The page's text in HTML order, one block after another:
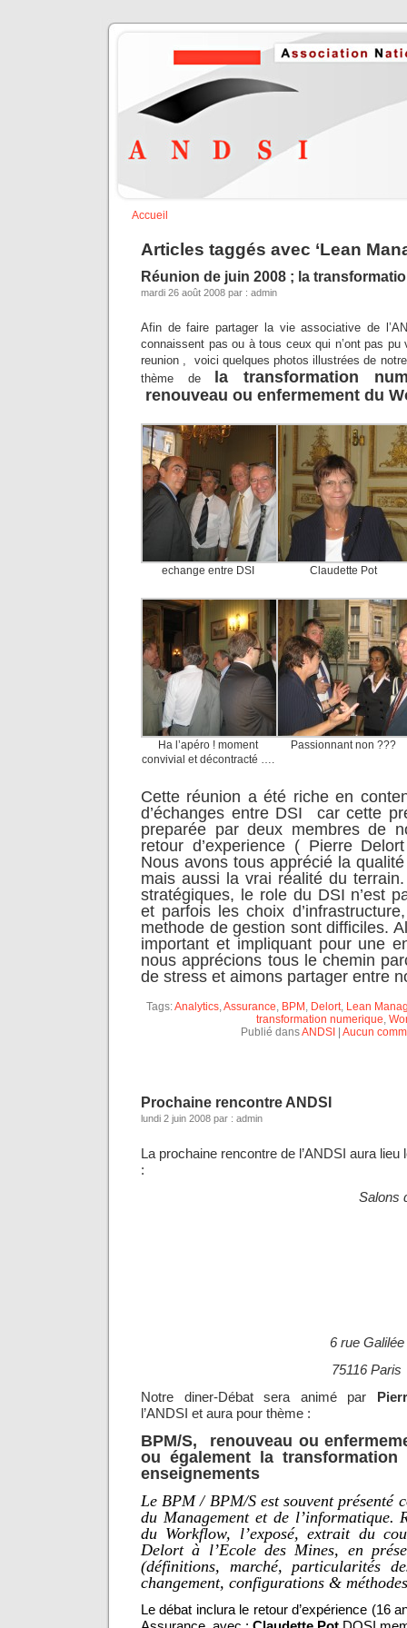
Accueil
Articles taggés avec ‘Lean
Réunion de juin 2008 ; la
mardi 26 août 2008 par : admin
Afin de faire partager la vie associative de
connaissent pas ou à tous ceux qui n’ont pas
reunion , voici quelques photos illustrées de
thème de
la transformation
renouveau ou enfermement du
echange entre DSI Claudette Pot
Ha l’apéro ! moment
convivial et décontracté ….
Passionnant non ???
Cette réunion a été riche en
d’échanges entre DSI car cette
preparée par deux membres de
retour d’experience ( Pierre
Nous avons tous apprécié la
mais aussi la vrai réalité du
stratégiques, le role du DSI n’est
et parfois les choix
methode de gestion sont difficiles.
important et impliquant pour une
nous apprécions tous le chemin
de stress et aimons partager entre
Tags:Analytics,Assurance, BPM , Delort, Lean
transformation numerique,
Publié dansANDSI Aucun
Prochaine rencontre ANDSI
lundi 2 juin 2008 par : admin
La prochaine rencontre de l’ANDSI aura lieu
:
Salons
6 rue Galilée
75116 Paris
Notre diner-Débat sera animé par
l’ANDSI et aura pour thème :
BPM/S, renouveau ou
ou également la transformation
enseignements
Le BPM / BPM/S est souvent présenté
du Management et de l’informatique.
du Workflow, l’exposé, extrait du
Delort à l’Ecole des Mines, en
(définitions, marché, particularités
changement, configurations &
Le débat inclura le retour d’expérience (16